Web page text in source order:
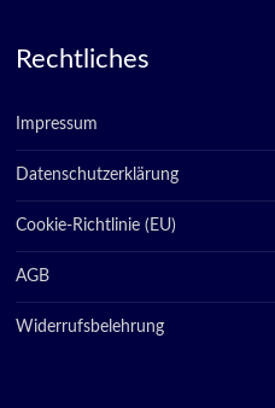
Rechtliches
Impressum
Datenschutzerklärung
Cookie-Richtlinie (EU)
AGB
Widerrufsbelehrung